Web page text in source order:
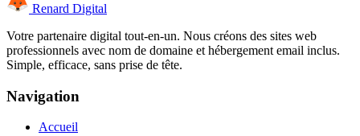
Renard Digital
Votre partenaire digital tout-en-un. Nous créons des sites web
professionnels avec nom de domaine et hébergement email inclus.
Simple, efficace, sans prise de tête.
Navigation
Accueil